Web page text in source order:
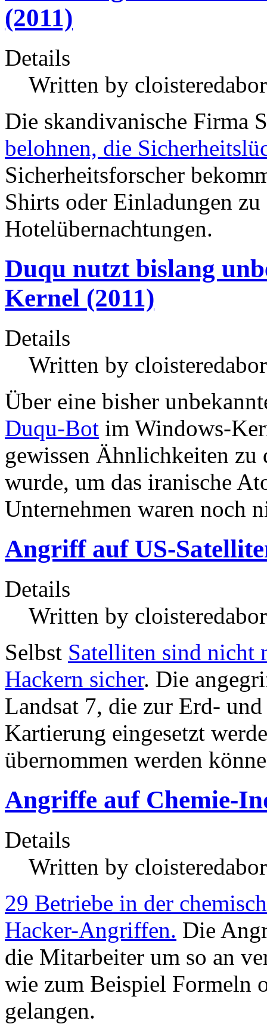
(2011)
Details
Written by
Die skandivanische Firma
belohnen, die
Sicherheitsforscher
Shirts oder Einladungen
Hotelübernachtungen.
Duqu nutzt bislang
Kernel (2011)
Details
Written by
Über eine bisher
Duqu-Bot im Windows-
gewissen Ähnlichkeiten zu
wurde, um das iranische
Unternehmen waren noch
Angriff auf US-
Details
Written by
Selbst Satelliten sind nicht
Hackern sicher. Die
Landsat 7, die zur Erd-
Kartierung eingesetzt
übernommen werden
Angriffe auf Chemie-
Details
Written by
29 Betriebe in der
Hacker-Angriffen. Die
die Mitarbeiter um so an
wie zum Beispiel Formeln
gelangen.